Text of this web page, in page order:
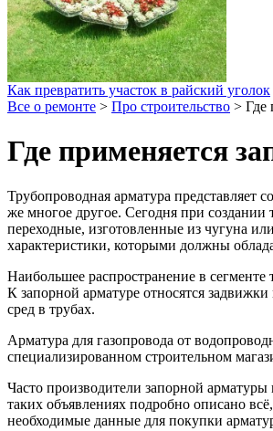
Как превратить участок в райский уголок
Все о ремонте > Про строительство > Где
Где применяется
Трубопроводная арматура представляет
же многое другое. Сегодня при создании
переходные, изготовленные из чугуна
характеристики, которыми должны
Наибольшее распространение в
К запорной арматуре относятся
сред в трубах.
Арматура для газопровода от
специализированном строительном
Часто производители запорной
таких объявлениях подробно описано
необходимые данные для покупки